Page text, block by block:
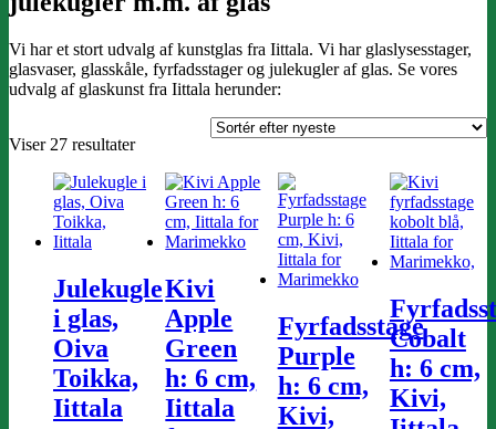
Vi har et stort udvalg af kunstglas fra Iittala. Vi har glaslysesstager,
glasvaser, glasskåle, fyrfadsstager og julekugler af glas. Se vores
udvalg af glaskunst fra Iittala herunder:
Viser 27 resultaterSorteret
seneste
Julekugle
i glas,
Oiva
Toikka,
Iittala
Kivi
Apple
Green
h: 6 cm,
Iittala
Fyrfadsstage
Purple
h: 6 cm,
Kivi,
Cobalt
h: 6 cm,
Kivi,